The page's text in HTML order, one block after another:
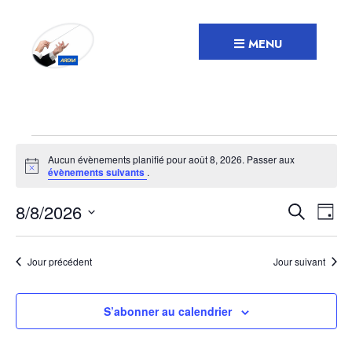
content
MENU
for
8,
2026
Notice
Aucun évènements planifié pour août 8, 2026. Passer aux
évènements suivants .
et
Recherche
de
Jour
8/8/2026
Sélectionnez
uneJour précédent Jour suivant
S’abonner au calendrier